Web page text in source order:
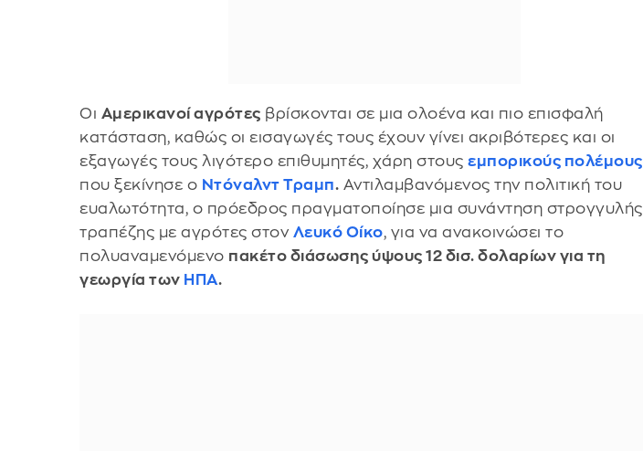
Οι Αμερικανοί αγρότες βρίσκονται σε μια ολοένα και πιο επισφαλή
κατάσταση, καθώς οι εισαγωγές τους έχουν γίνει ακριβότερες και οι
εξαγωγές τους λιγότερο επιθυμητές, χάρη στουςεμπορικούς πολέμους
που ξεκίνησε ο Ντόναλντ Τραμπ. Αντιλαμβανόμενος την πολιτική του
ευαλωτότητα, ο πρόεδρος πραγματοποίησε μια συνάντηση στρογγυλής
τραπέζης με αγρότες στον Λευκό Οίκο, για να ανακοινώσει το
πολυαναμενόμενο πακέτο διάσωσης ύψους 12 δισ. δολαρίων για τη
γεωργία των ΗΠΑ.